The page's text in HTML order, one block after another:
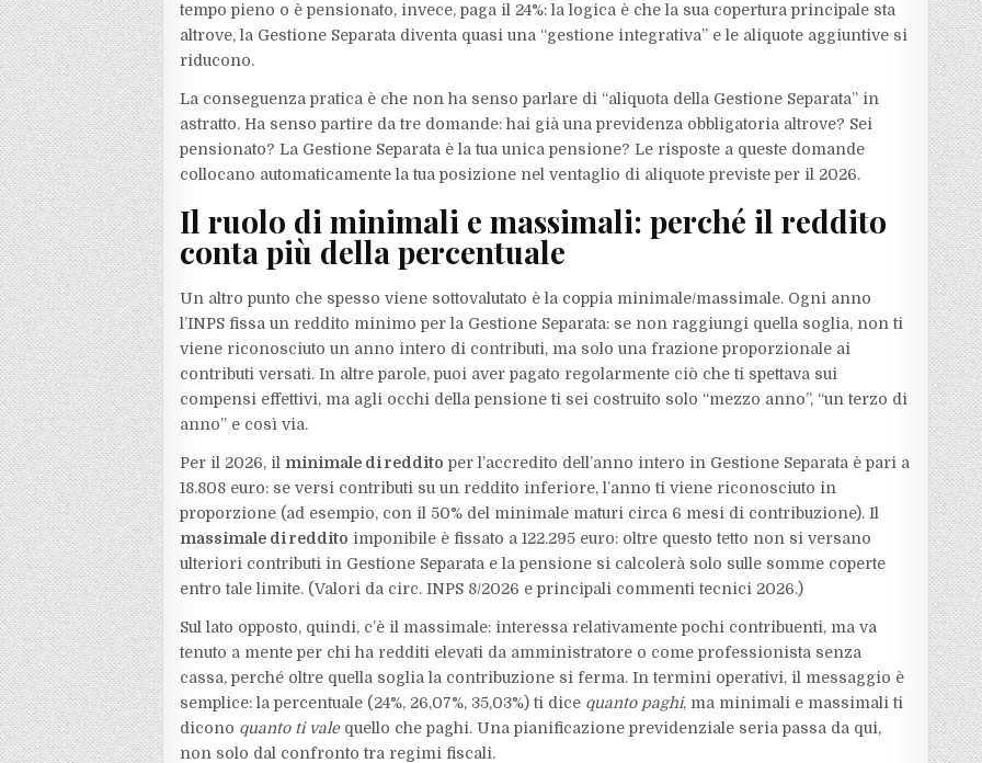
tempo pieno o è pensionato, invece, paga il 24%: la logica è che la sua copertura principale sta
altrove, la Gestione Separata diventa quasi una “gestione integrativa” e le aliquote aggiuntive si
riducono.
La conseguenza pratica è che non ha senso parlare di “aliquota della Gestione Separata” in
astratto. Ha senso partire da tre domande: hai già una previdenza obbligatoria altrove? Sei
pensionato? La Gestione Separata è la tua unica pensione? Le risposte a queste domande
collocano automaticamente la tua posizione nel ventaglio di aliquote previste per il 2026.
Il ruolo di minimali e massimali: perché il reddito
conta più della percentuale
Un altro punto che spesso viene sottovalutato è la coppia minimale/massimale. Ogni anno
l’INPS fissa un reddito minimo per la Gestione Separata: se non raggiungi quella soglia, non ti
viene riconosciuto un anno intero di contributi, ma solo una frazione proporzionale ai
contributi versati. In altre parole, puoi aver pagato regolarmente ciò che ti spettava sui
compensi effettivi, ma agli occhi della pensione ti sei costruito solo “mezzo anno”, “un terzo di
anno” e così via.
Per il 2026, il minimale di reddito per l’accredito dell’anno intero in Gestione Separata è pari a
18.808 euro: se versi contributi su un reddito inferiore, l’anno ti viene riconosciuto in
proporzione (ad esempio, con il 50% del minimale maturi circa 6 mesi di contribuzione). Il
massimale di reddito imponibile è fissato a 122.295 euro: oltre questo tetto non si versano
ulteriori contributi in Gestione Separata e la pensione si calcolerà solo sulle somme coperte
entro tale limite. (Valori da circ. INPS 8/2026 e principali commenti tecnici 2026.)
Sul lato opposto, quindi, c’è il massimale: interessa relativamente pochi contribuenti, ma va
tenuto a mente per chi ha redditi elevati da amministratore o come professionista senza
cassa, perché oltre quella soglia la contribuzione si ferma. In termini operativi, il messaggio è
semplice: la percentuale (24%, 26,07%, 35,03%) ti dice quanto paghi, ma minimali e massimali ti
dicono quanto ti valequello che paghi. Una pianificazione previdenziale seria passa da qui,
non solo dal confronto tra regimi fiscali.